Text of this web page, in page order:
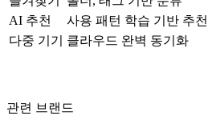
AI 추천
사용 패턴 학습 기반 추천
다중 기기
클라우드 완벽 동기화
관련 브랜드